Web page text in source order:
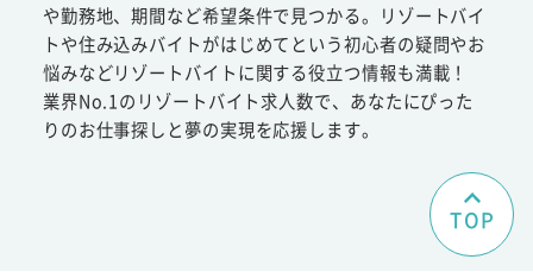
や勤務地、期間など希望条件で見つかる。リゾートバイ
トや住み込みバイトがはじめてという初心者の疑問やお
悩みなどリゾートバイトに関する役立つ情報も満載！
業界No.1のリゾートバイト求人数で、あなたにぴった
りのお仕事探しと夢の実現を応援します。
TOP